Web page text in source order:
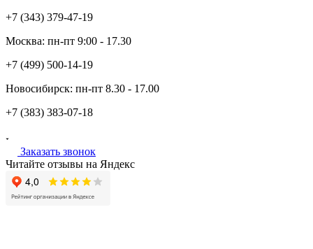
+7 (343) 379-47-19
Москва: пн-пт 9:00 - 17.30
+7 (499) 500-14-19
Новосибирск: пн-пт 8.30 - 17.00
+7 (383) 383-07-18
Заказать звонок
Читайте отзывы на Яндекс